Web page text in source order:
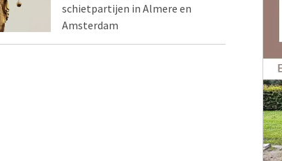
schietpartijen in Almere en
Amsterdam